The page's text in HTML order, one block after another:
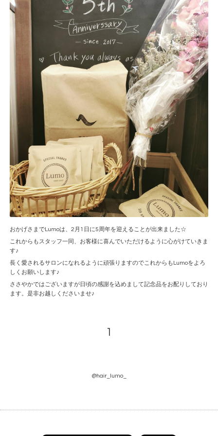
おかげさまでLumoは、2月1日に5周年を迎えることが出来ました☆
これからもスタッフ一同、お客様に喜んでいただけるように心がけていきま
す♪
長く愛されるサロンになれるように頑張りますのでこれからもLumoをよろ
しくお願いします♪
ささやかではございますが日頃の感謝を込めまして記念品をお配りしており
ます。是非お越しくださいませ♪
1
@hair_lumo_